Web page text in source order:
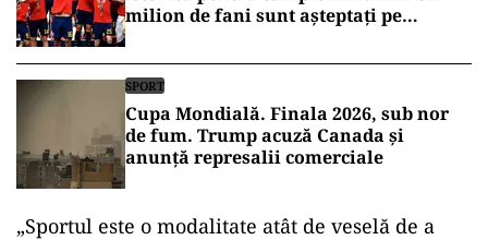
milion de fani sunt așteptați pe
SPORT
Cupa Mondială. Finala 2026, sub nor
de fum. Trump acuză Canada și
anunță represalii comerciale
„Sportul este o modalitate atât de veselă de a